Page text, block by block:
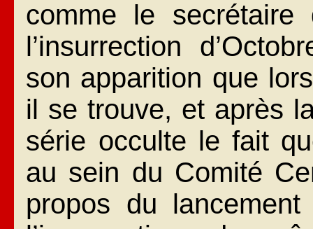
comme le
l’insurrection
son apparition que
il se trouve, et après
série occulte le fait
au sein du Comité
propos du